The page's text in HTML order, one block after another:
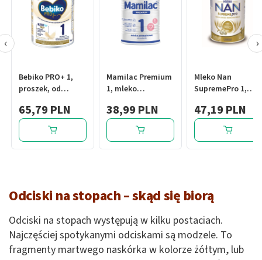
Bebiko PRO+ 1,
proszek, od
65,79 PLN
Mamilac Premium
1, mleko
urodzenia, 400 g
38,99 PLN
Mleko Nan
SupremePro 1,
urodzenia, 400 g
47,19 PLN
‹ ›
Odciski na stopach – skąd się biorą
Odciski na stopach występują w kilku postaciach.
Najczęściej spotykanymi odciskami są modzele. To
fragmenty martwego naskórka w kolorze żółtym, lub